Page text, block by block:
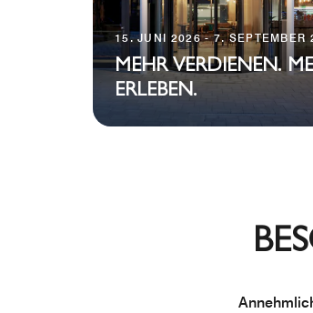
15. JUNI 2026 - 7. SEPTEMBER
MEHR VERDIENEN.
ERLEBEN.